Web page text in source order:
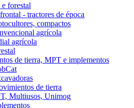
forestal
- tractores de época
compactos
agrícola
agrícola
de tierra, MPT e implementos
de tierra
Multiusos, Unimog